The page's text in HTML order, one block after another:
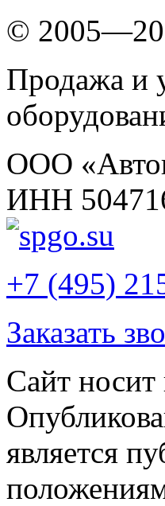
©
Продажа и
ООО
ИНН
+7 (495)
Заказать
Сайт
является